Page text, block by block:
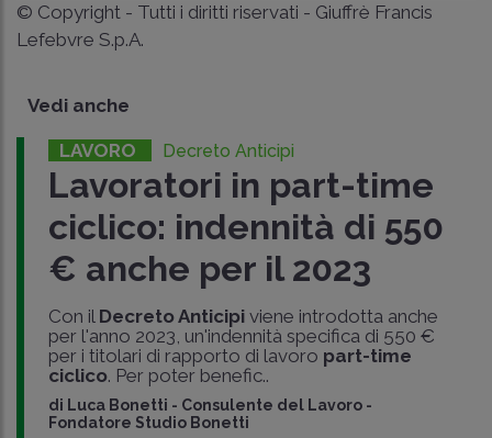
© Copyright - Tutti i diritti riservati - Giuffrè Francis
Lefebvre S.p.A.
Vedi anche
LAVORO Decreto Anticipi
Lavoratori in part-time
ciclico: indennità di 550
€ anche per il 2023
Con il Decreto Anticipiviene introdotta anche
per l'anno 2023, un'indennità specifica di 550 €
per i titolari di rapporto di lavoro part-time
ciclico. Per poter benefic..
di Luca Bonetti - Consulente del Lavoro -
Fondatore Studio Bonetti